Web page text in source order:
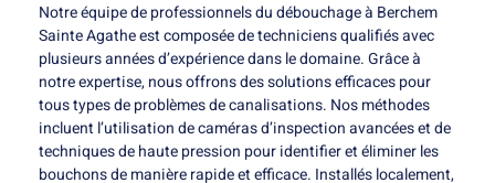
Notre équipe de professionnels du débouchage à Berchem
Sainte Agathe est composée de techniciens qualifiés avec
plusieurs années d’expérience dans le domaine. Grâce à
notre expertise, nous offrons des solutions efficaces pour
tous types de problèmes de canalisations. Nos méthodes
incluent l’utilisation de caméras d’inspection avancées et de
techniques de haute pression pour identifier et éliminer les
bouchons de manière rapide et efficace. Installés localement,